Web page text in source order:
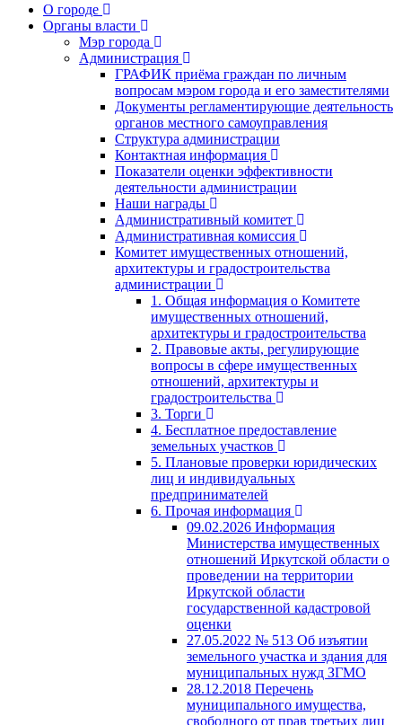
О городе
Органы власти
Мэр города
Администрация
ГРАФИК приёма граждан по личным
вопросам мэром города и его заместителями
Документы регламентирующие деятельность
органов местного самоуправления
Структура администрации
Контактная информация
Показатели оценки эффективности
деятельности администрации
Наши награды
Административный комитет
Административная комиссия
Комитет имущественных отношений,
архитектуры и градостроительства
администрации
1. Общая информация о Комитете
имущественных отношений,
архитектуры и градостроительства
2. Правовые акты, регулирующие
вопросы в сфере имущественных
отношений, архитектуры и
градостроительства
3. Торги
4. Бесплатное предоставление
земельных участков
5. Плановые проверки юридических
лиц и индивидуальных
предпринимателей
6. Прочая информация
09.02.2026 Информация
Министерства имущественных
отношений Иркутской области о
проведении на территории
Иркутской области
государственной кадастровой
оценки
27.05.2022 № 513 Об изъятии
земельного участка и здания для
муниципальных нужд ЗГМО
28.12.2018 Перечень
муниципального имущества,
свободного от прав третьих лиц